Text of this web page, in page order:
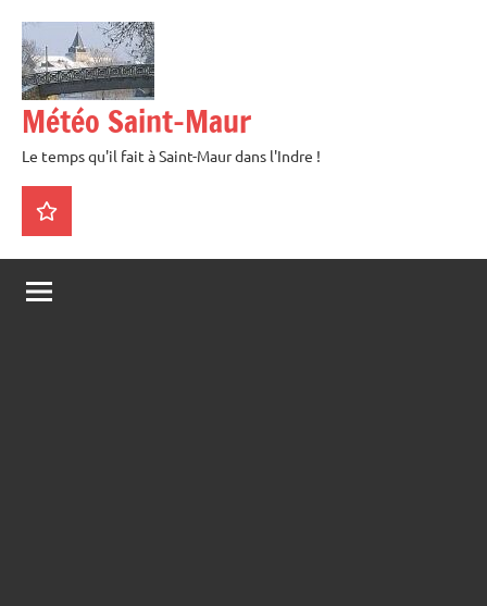
contenu
Météo Saint-Maur
Le temps qu'il fait à Saint-Maur dans l'Indre !
La
météo
en